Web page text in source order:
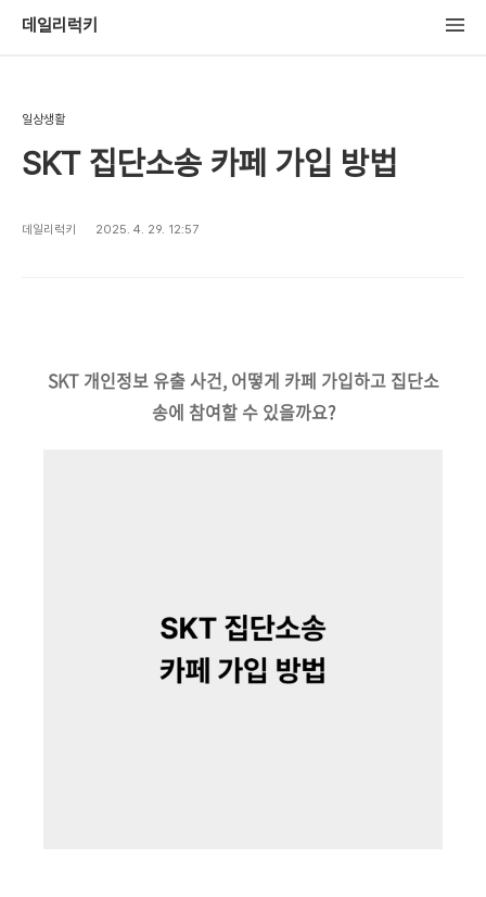
데일리럭키
일상생활
SKT 집단소송 카페 가입 방법
데일리럭키 2025. 4. 29. 12:57
SKT 개인정보 유출 사건, 어떻게 카페 가입하고 집단소
송에 참여할 수 있을까요?